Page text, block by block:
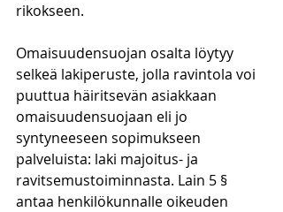
rikokseen.
Omaisuudensuojan osalta löytyy
selkeä lakiperuste, jolla ravintola voi
puuttua häiritsevän asiakkaan
omaisuudensuojaan eli jo
syntyneeseen sopimukseen
palveluista: laki majoitus- ja
ravitsemustoiminnasta. Lain 5 §
antaa henkilökunnalle oikeuden